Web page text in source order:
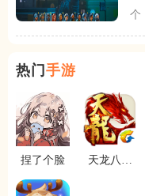
个
热门 手游
捏了个脸
天龙八部